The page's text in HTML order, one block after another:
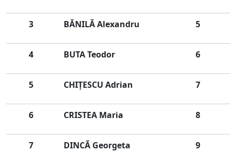
3 BĂNILĂ Alexandru 5
4 BUTA Teodor 6
5 CHIŢESCU Adrian 7
6 CRISTEA Maria 8
7 DINCĂ Georgeta 9